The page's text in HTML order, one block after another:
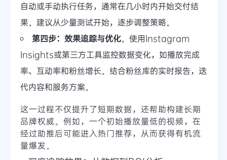
自动或手动执行任务，通常在几小时内开始交付结
果。建议从少量测试开始，逐步调整策略。
第四步：效果追踪与优化。使用Instagram
Insights或第三方工具监控数据变化，如播放完成
率、互动率和粉丝增长。结合粉丝库的实时报告，迭
代内容和服务方案。
这一过程不仅提升了短期数据，还帮助构建长期
品牌权威。例如，一个初始播放量低的视频，在
经过助推后可能进入热门推荐，从而获得有机流
量爆发。